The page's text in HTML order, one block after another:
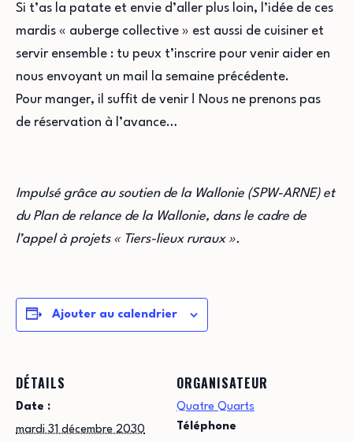
Si t’as la patate et envie d’aller plus loin, l’idée de ces
mardis « auberge collective » est aussi de cuisiner et
servir ensemble : tu peux t’inscrire pour venir aider en
nous envoyant un mail la semaine précédente.
Pour manger, il suffit de venir ! Nous ne prenons pas
de réservation à l’avance…
Impulsé grâce au soutien de la Wallonie (SPW-ARNE) et
du Plan de relance de la Wallonie, dans le cadre de
l’appel à projets « Tiers-lieux ruraux ».
Ajouter au calendrier
DÉTAILS
Date :
mardi 31 décembre 2030
ORGANISATEUR
Quatre Quarts
Téléphone